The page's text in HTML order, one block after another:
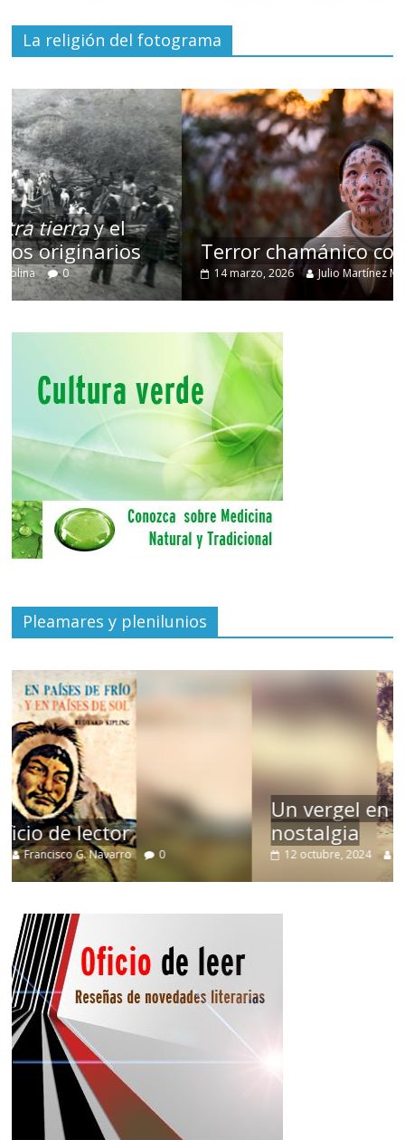
La religión del fotograma
Terror chamánico coreano
14 marzo, 2026 Julio Martínez Molina 0
Pleamares y plenilunios
Un vergel en las nieblas de la
nostalgia
12 octubre, 2024 Francisco G. Navarro 0